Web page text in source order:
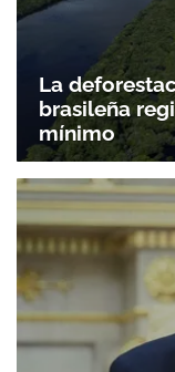
La
brasileña
mínimo